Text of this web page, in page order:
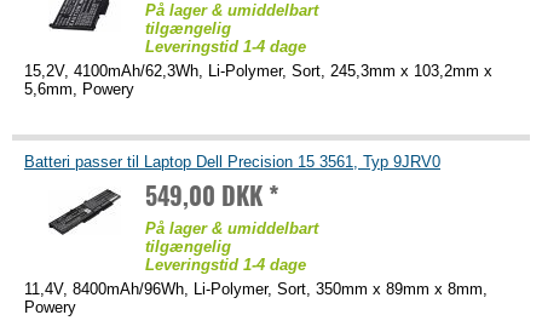
På lager & umiddelbart
tilgængelig
Leveringstid 1-4 dage
15,2V, 4100mAh/62,3Wh, Li-Polymer, Sort, 245,3mm x 103,2mm x
5,6mm, Powery
Batteri passer til Laptop Dell Precision 15 3561, Typ 9JRV0
549,00 DKK *
På lager & umiddelbart
tilgængelig
Leveringstid 1-4 dage
11,4V, 8400mAh/96Wh, Li-Polymer, Sort, 350mm x 89mm x 8mm,
Powery